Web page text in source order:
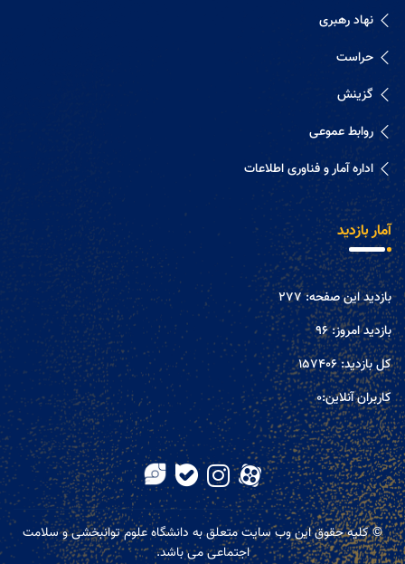
نهاد رهبری
حراست
گزینش
روابط عموعی
اداره آمار و فناوری اطلاعات
آمار بازدید
بازدید این صفحه:277
بازدید امروز:96
کل بازدید:157406
کاربران آنلاین:0
© کلیه حقوق این وب سایت متعلق به دانشگاه علوم توانبخشی و سلامت
اجتماعی می باشد.